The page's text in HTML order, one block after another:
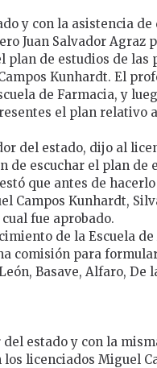
y con la asistencia de
Juan Salvador Agraz
plan de estudios de las
Kunhardt. El
de Farmacia, y
el plan relativo
del estado, dijo al
de escuchar el plan de
que antes de
Campos Kunhardt,
fue aprobado.
de la Escuela
comisión para
Basave, Alfaro, De
estado y con la
licenciados Miguel